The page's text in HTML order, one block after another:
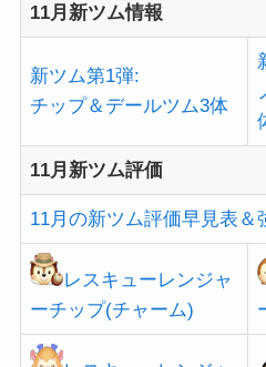
11月新ツム情報
新ツム第1弾:
チップ＆デールツム3体
11月新ツム評価
11月の新ツム評価早見表＆
レスキューレンジャ
ーチップ(チャーム)